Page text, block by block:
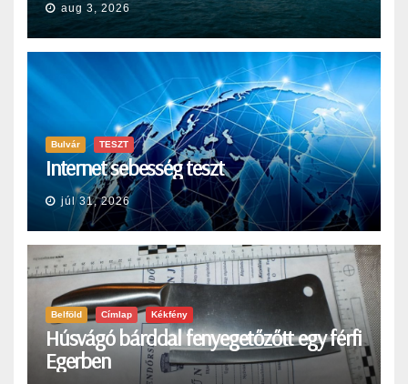
aug 3, 2026
Bulvár TESZT
Internet sebesség teszt
júl 31, 2026
Belföld Címlap Kékfény
Húsvágó bárddal fenyegetőzőtt egy férfi
Egerben